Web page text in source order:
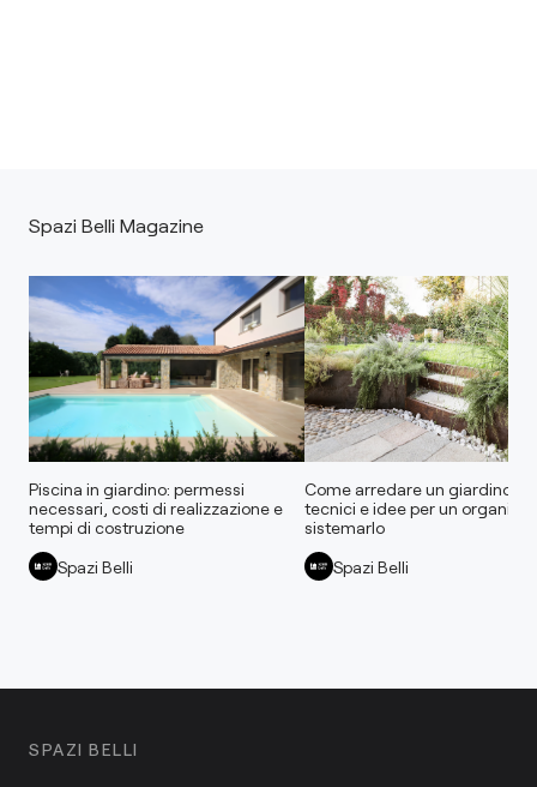
Spazi Belli Magazine
Piscina in giardino: permessi
necessari, costi di realizzazione e
tempi di costruzione
Spazi Belli
Come arredare un giardino:
tecnici e idee per un
sistemarlo
Spazi Belli
SPAZI BELLI